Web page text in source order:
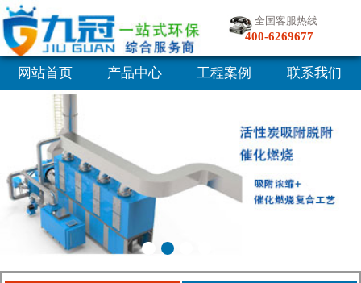
全国客服热线
400-6269677
网站首页 产品中心 工程案例 联系我们